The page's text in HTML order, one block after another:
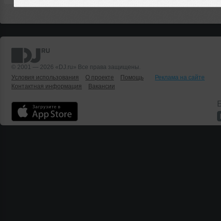
© 2001 — 2026 «DJ.ru» Все права защищены.
Условия использования
О проекте Помощь
Реклама на сайте
Контактная информация
Вакансии